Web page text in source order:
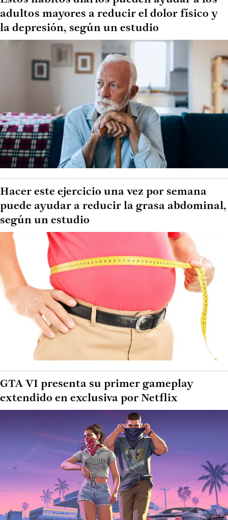
adultos mayores a reducir el dolor físico y
la depresión, según un estudio
Hacer este ejercicio una vez por semana
puede ayudar a reducir la grasa abdominal,
según un estudio
GTA VI presenta su primer gameplay
extendido en exclusiva por Netflix